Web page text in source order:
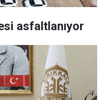
asfaltlanıyor